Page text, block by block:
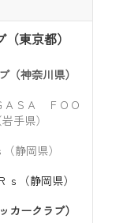
東京都）
（神奈川県）
ＡＳＡ ＦＯＯ
手県）
静岡県）
（静岡県）
カークラブ）